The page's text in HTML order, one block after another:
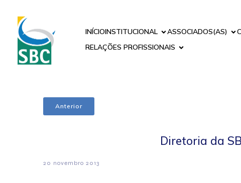
INÍCIOINSTITUCIONAL ASSOCIADOS(AS)
RELAÇÕES PROFISSIONAIS
Anterior
Diretoria da
20 novembro 2013